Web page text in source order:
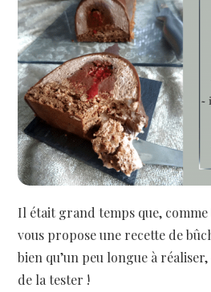
Il était grand temps que, comme
vous propose une recette de
bien qu’un peu longue à
de la tester !